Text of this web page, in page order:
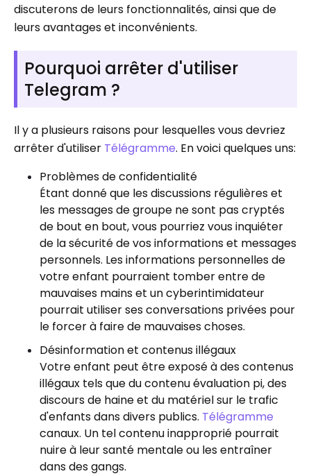
discuterons de leurs fonctionnalités, ainsi que de
leurs avantages et inconvénients.
Pourquoi arrêter d'utiliser
Telegram ?
Il y a plusieurs raisons pour lesquelles vous devriez
arrêter d'utiliser Télégramme. En voici quelques uns:
Problèmes de confidentialité
Étant donné que les discussions régulières et
les messages de groupe ne sont pas cryptés
de bout en bout, vous pourriez vous inquiéter
de la sécurité de vos informations et messages
personnels. Les informations personnelles de
votre enfant pourraient tomber entre de
mauvaises mains et un cyberintimidateur
pourrait utiliser ses conversations privées pour
le forcer à faire de mauvaises choses.
Désinformation et contenus illégaux
Votre enfant peut être exposé à des contenus
illégaux tels que du contenu évaluation pi, des
discours de haine et du matériel sur le trafic
d'enfants dans divers publics. Télégramme
canaux. Un tel contenu inapproprié pourrait
nuire à leur santé mentale ou les entraîner
dans des gangs.